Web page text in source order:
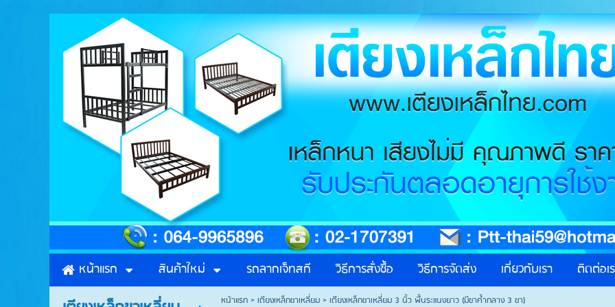
หน้าแรก สินค้าใหม่ รถลากเจ็ทสกี วิธีการสั่งซื้อ วิธีการจัดส่ง เกี่ยวกับเรา ติดต่อเ
หน้าแรก> เตียงเหล็กขาเหลี่ยม> เตีียงเหล็กขาเหลี่ยม 3 นิ้ว พื้นระแนงยาว (มีขาค้ำกลาง 3 ขา)